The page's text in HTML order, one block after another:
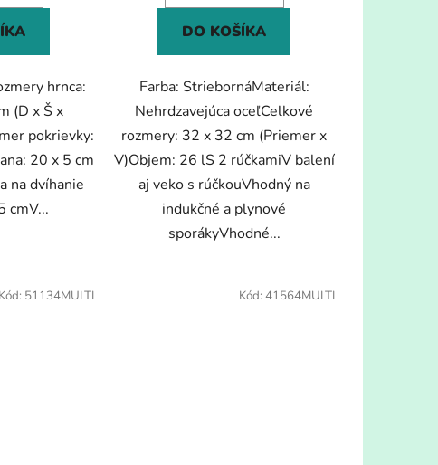
hrnca:
(D x Š x
pokrievky:
20 x 5 cm
na dvíhanie
cmV...
DO KOŠÍKA
Farba: StriebornáMateriál:
Nehrdzavejúca oceľCelkové
rozmery: 32 x 32 cm (Priemer x
V)Objem: 26 lS 2 rúčkamiV balení
aj veko s rúčkouVhodný na
indukčné a plynové
sporákyVhodné...
Kód: 51134MULTI Kód: 41564MULTI